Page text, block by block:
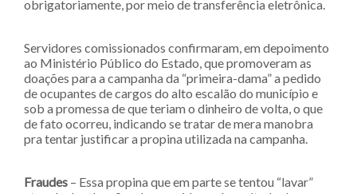
obrigatoriamente, por meio de transferência eletrônica.
Servidores comissionados confirmaram, em depoimento
ao Ministério Público do Estado, que promoveram as
doações para a campanha da “primeira-dama” a pedido
de ocupantes de cargos do alto escalão do município e
sob a promessa de que teriam o dinheiro de volta, o que
de fato ocorreu, indicando se tratar de mera manobra
pra tentar justificar a propina utilizada na campanha.
Fraudes – Essa propina que em parte se tentou “lavar”